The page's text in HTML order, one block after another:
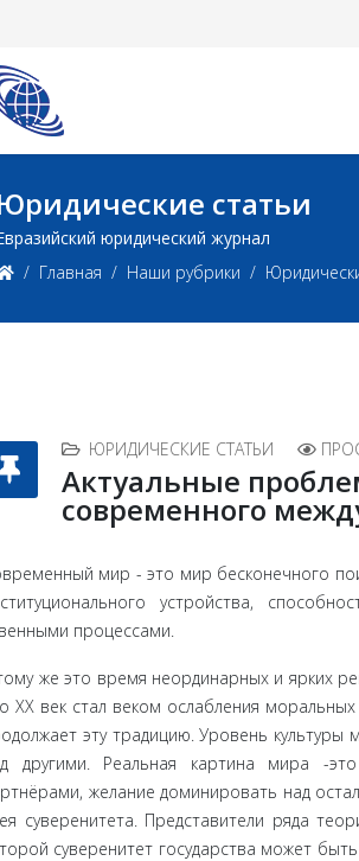
статьи
юридический журнал
Главная
Наши рубрики
ЮРИДИЧЕСКИЕ СТАТЬИ
Актуальные
современного
мир - это мир бесконечного
устройства,
процессами.
же это время неординарных и ярких
XX век стал веком ослабления
эту традицию. Уро­вень культуры
другими. Реальная картина мира -
желание доминировать над
суверенитета. Представители ряда
суверенитет государства может